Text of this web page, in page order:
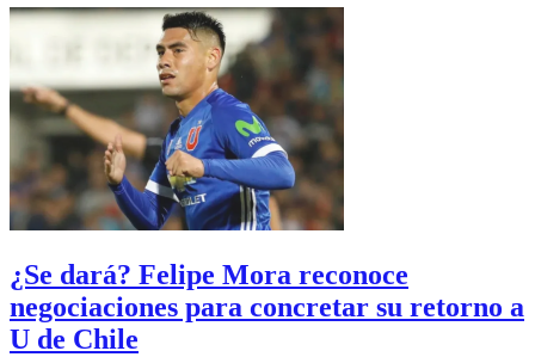
¿Se dará? Felipe Mora reconoce
negociaciones para concretar su retorno a
U de Chile